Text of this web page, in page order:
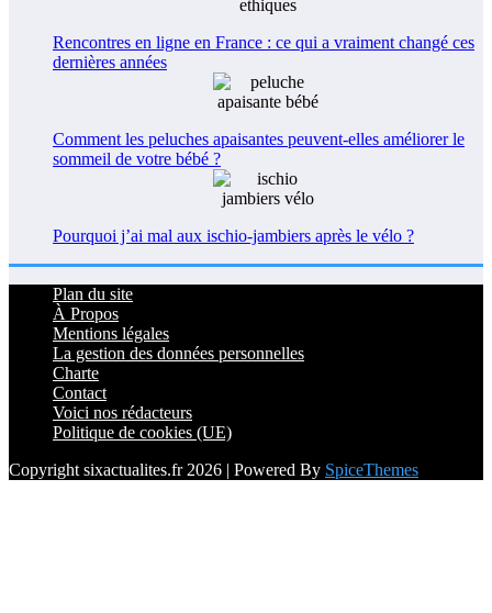
Rencontres en ligne en France : ce qui a vraiment changé ces
dernières années
Comment les peluches apaisantes peuvent-elles améliorer le
sommeil de votre bébé ?
Pourquoi j’ai mal aux ischio-jambiers après le vélo ?
Plan du site
À Propos
Mentions légales
La gestion des données personnelles
Charte
Contact
Voici nos rédacteurs
Politique de cookies (UE)
Copyright sixactualites.fr 2026 | Powered By SpiceThemes